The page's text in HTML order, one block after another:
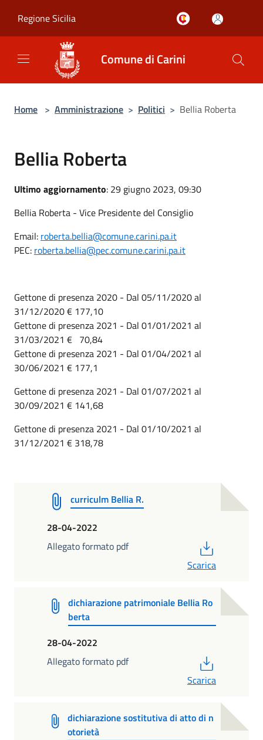
Regione Sicilia
Comune di Carini
Home > Amministrazione > Politici > Bellia Roberta
Bellia Roberta
Ultimo aggiornamento: 29 giugno 2023, 09:30
Bellia Roberta - Vice Presidente del Consiglio
Email: roberta.bellia@comune.carini.pa.it
PEC: roberta.bellia@pec.comune.carini.pa.it
Gettone di presenza 2020 - Dal 05/11/2020 al
31/12/2020 € 177,10
Gettone di presenza 2021 - Dal 01/01/2021 al
31/03/2021 € 70,84
Gettone di presenza 2021 - Dal 01/04/2021 al
30/06/2021 € 177,1
Gettone di presenza 2021 - Dal 01/07/2021 al
30/09/2021 € 141,68
Gettone di presenza 2021 - Dal 01/10/2021 al
31/12/2021 € 318,78
curriculm Bellia R.
28-04-2022
Allegato formato pdf
Scarica
dichiarazione patrimoniale Bellia Ro
berta
28-04-2022
Allegato formato pdf
Scarica
dichiarazione sostitutiva di atto di n
otorietà